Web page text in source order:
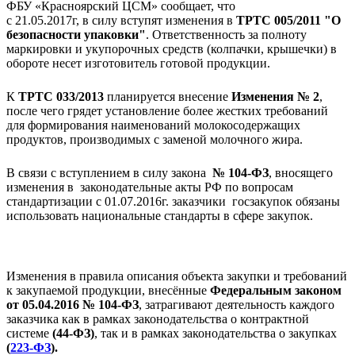
ФБУ «Красноярский ЦСМ» сообщает, что
с 21.05.2017г, в силу вступят изменения в ТРТС 005/2011 "О
безопасности упаковки". Ответственность за полноту
маркировки и укупорочных средств (колпачки, крышечки) в
обороте несет изготовитель готовой продукции.
К ТРТС 033/2013 планируется внесение Изменения № 2,
после чего грядет установление более жестких требований
для формирования наименований молокосодержащих
продуктов, производимых с заменой молочного жира.
В связи с вступлением в силу закона № 104-ФЗ, вносящего
изменения в законодательные акты РФ по вопросам
стандартизации с 01.07.2016г. заказчики госзакупок обязаны
использовать национальные стандарты в сфере закупок.
Изменения в правила описания объекта закупки и требований
к закупаемой продукции, внесённые Федеральным законом
от 05.04.2016 № 104-ФЗ, затрагивают деятельность каждого
заказчика как в рамках законодательства о контрактной
системе (44-ФЗ), так и в рамках законодательства о закупках
(223-ФЗ).